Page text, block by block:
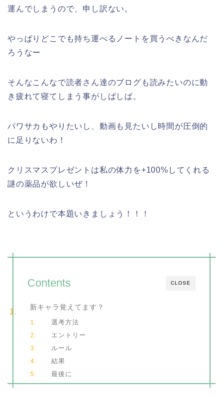
運んでしまうので、申し訳ない。
やっぱりどこでも持ち運べるノートを買うべきなんだ
ろうなー
そんなこんなで読者さん達のブログも読みたいのに動
き疲れて寝てしまう事がしばしば。
パワサカもやりたいし、動画も見たいし時間が圧倒的
に足りないわ！
クリスマスプレゼントは私の体力を+100%してくれる
謎の薬品が欲しいぜ！
というわけで本題いきましょう！！！
CLOSE
Contents
新キャラ覚えてます？
選考方法
エントリー
ルール
結果
最後に